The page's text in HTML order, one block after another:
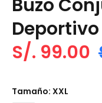
Buzo
Deportivo
S/. 99.00
Tamaño: XXL